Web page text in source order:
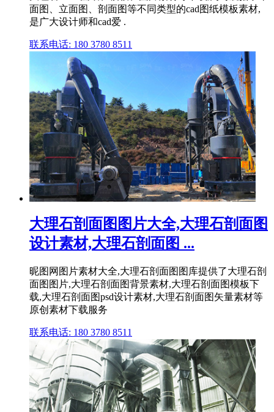
面图、立面图、剖面图等不同类型的cad图纸模板素材,
是广大设计师和cad爱 .
联系电话: 180 3780 8511
大理石剖面图图片大全,大理石剖面图
设计素材,大理石剖面图 ...
昵图网图片素材大全,大理石剖面图图库提供了大理石剖
面图图片,大理石剖面图背景素材,大理石剖面图模板下
载,大理石剖面图psd设计素材,大理石剖面图矢量素材等
原创素材下载服务
联系电话: 180 3780 8511